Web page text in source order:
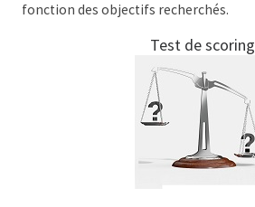
fonction des objectifs recherchés.
Test de scoring